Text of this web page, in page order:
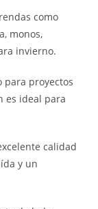
como
monos,
invierno.
para proyectos
es ideal para
calidad
y un